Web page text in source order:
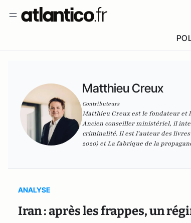
Matthieu Creux
Contributeurs
Matthieu Creux est le fondateur et
Ancien conseiller ministériel, il
criminalité. Il est l’auteur des livres
2020) etLa fabrique de la
ANALYSE
Iran : après les frappes, un